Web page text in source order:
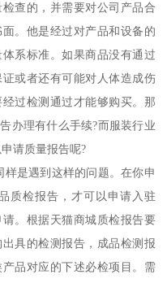
查的，并需要对公司产品合
。他是经过对产品和设备的
系标准。如果商品没有通过
或者还有可能对人体造成伤
过检测通过才能够购买。那
办理有什么手续?而服装行业
请质量报告呢?
样是遇到这样的问题。在你申
质检报告，才可以申请入驻
。根据天猫商城质检报告要
具的检测报告，成品检测报
品对应的下述必检项目。需